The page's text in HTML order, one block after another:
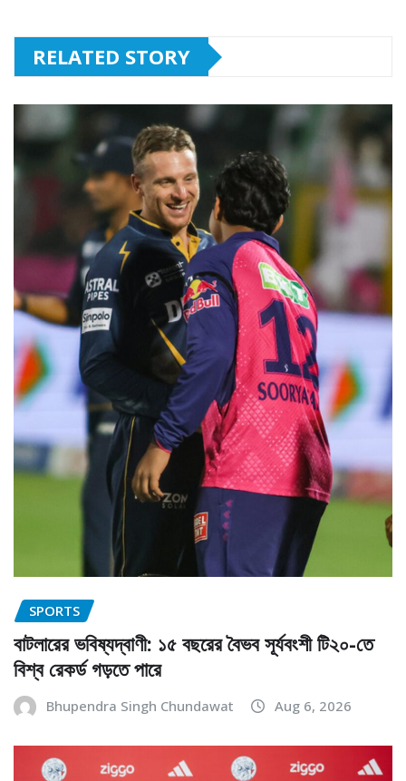
RELATED STORY
SPORTS
বাটলারের ভবিষ্যদ্বাণী: ১৫ বছরের বৈভব সূর্যবংশী টি২০-তে
বিশ্ব রেকর্ড গড়তে পারে
Bhupendra Singh Chundawat Aug 6, 2026